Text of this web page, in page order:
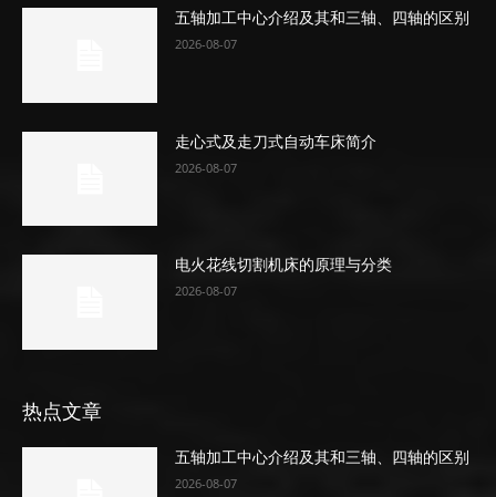
五轴加工中心介绍及其和三轴、四轴的区别
2026-08-07
走心式及走刀式自动车床简介
2026-08-07
电火花线切割机床的原理与分类
2026-08-07
热点文章
五轴加工中心介绍及其和三轴、四轴的区别
2026-08-07